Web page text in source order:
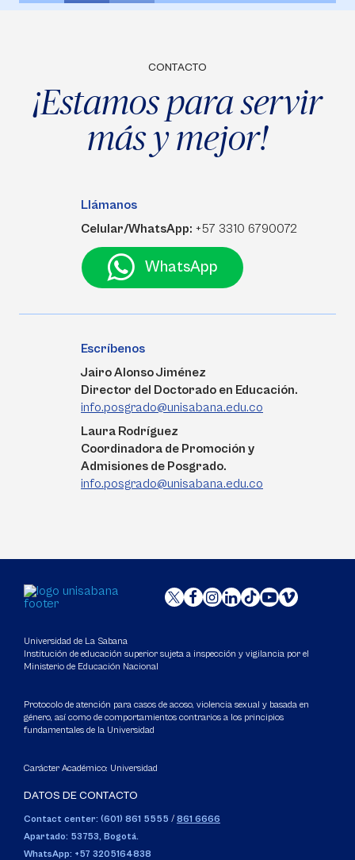
CONTACTO
¡Estamos para servir
más y mejor!
Llámanos
Celular/WhatsApp: +57 3310 6790072
WhatsApp
Escríbenos
Jairo Alonso Jiménez
Director del Doctorado en Educación.
info.posgrado@unisabana.edu.co
Laura Rodríguez
Coordinadora de Promoción y
Admisiones de Posgrado.
info.posgrado@unisabana.edu.co
Universidad de La Sabana
Institución de educación superior sujeta a inspección y vigilancia por el
Ministerio de Educación Nacional
Protocolo de atención para casos de acoso, violencia sexual y basada en
género, así como de comportamientos contrarios a los principios
fundamentales de la Universidad
Carácter Académico: Universidad
DATOS DE CONTACTO
Contact center: (601) 861 5555 / 861 6666
Apartado: 53753, Bogotá.
WhatsApp: +57 3205164838